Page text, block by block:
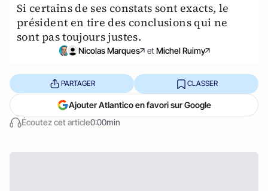
Si certains de ses constats sont exacts, le
président en tire des conclusions qui ne
sont pas toujours justes.
Nicolas Marques et Michel Ruimy
Écoutez cet article0:00min
PARTAGER CLASSER
Ajouter Atlantico en favori sur Google